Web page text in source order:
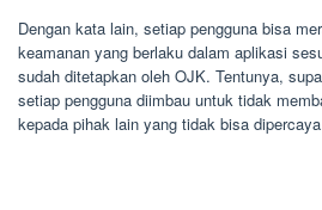
Dengan kata lain, setiap pengguna bisa
keamanan yang berlaku dalam aplikasi
sudah ditetapkan oleh OJK. Tentunya,
setiap pengguna diimbau untuk tidak
kepada pihak lain yang tidak bisa